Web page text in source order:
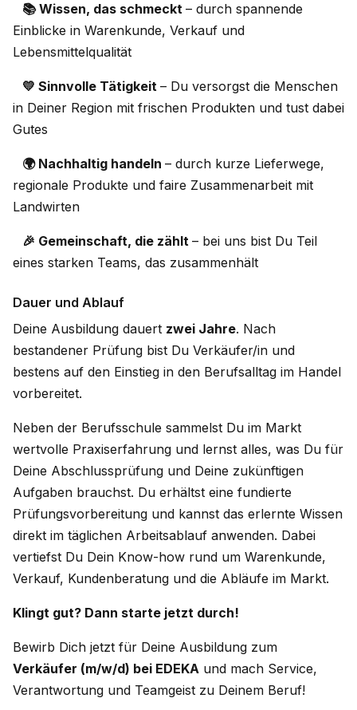
📚 Wissen, das schmeckt – durch spannende
Einblicke in Warenkunde, Verkauf und
Lebensmittelqualität
💛 Sinnvolle Tätigkeit – Du versorgst die Menschen
in Deiner Region mit frischen Produkten und tust dabei
Gutes
🌍 Nachhaltig handeln – durch kurze Lieferwege,
regionale Produkte und faire Zusammenarbeit mit
Landwirten
🎉 Gemeinschaft, die zählt – bei uns bist Du Teil
eines starken Teams, das zusammenhält
Dauer und Ablauf
Deine Ausbildung dauert zwei Jahre. Nach
bestandener Prüfung bist Du Verkäufer/in und
bestens auf den Einstieg in den Berufsalltag im Handel
vorbereitet.
Neben der Berufsschule sammelst Du im Markt
wertvolle Praxiserfahrung und lernst alles, was Du für
Deine Abschlussprüfung und Deine zukünftigen
Aufgaben brauchst. Du erhältst eine fundierte
Prüfungsvorbereitung und kannst das erlernte Wissen
direkt im täglichen Arbeitsablauf anwenden. Dabei
vertiefst Du Dein Know-how rund um Warenkunde,
Verkauf, Kundenberatung und die Abläufe im Markt.
Klingt gut? Dann starte jetzt durch!
Bewirb Dich jetzt für Deine Ausbildung zum
Verkäufer (m/w/d) bei EDEKA und mach Service,
Verantwortung und Teamgeist zu Deinem Beruf!